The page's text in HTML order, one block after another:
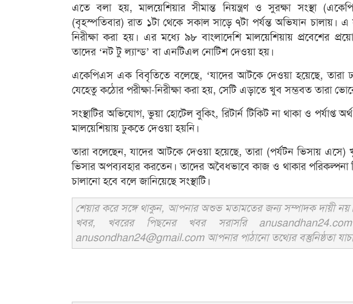
এতে বলা হয়, মালয়েশিয়ার সীমান্ত নিয়ন্ত্রণ ও সুরক্ষা সংস্থা
(বৃহস্পতিবার) রাত ১টা থেকে সকাল সাড়ে ৭টা পর্যন্ত অভিযান চালায়।
নিরীক্ষা করা হয়। এর মধ্যে ৯৮ বাংলাদেশি মালয়েশিয়ায় প্রবেশের
তাদের ‘নট টু ল্যান্ড’ বা এনটিএল নোটিশ দেওয়া হয়।
একেপিএস এক বিবৃতিতে বলেছে, ‘যাদের আটকে দেওয়া হয়েছে, তারা
যেহেতু কঠোর পরীক্ষা-নিরীক্ষা করা হয়, সেটি এড়াতে খুব সম্ভবত তারা
সংস্থাটির অভিযোগ, ভুয়া হোটেল বুকিং, রিটার্ন টিকিট না থাকা ও পর্যাপ্ত
মালয়েশিয়ায় ঢুকতে দেওয়া হয়নি।
তারা বলেছেন, যাদের আটকে দেওয়া হয়েছে, তারা (পর্যটন ভিসায় এসে)
ভিসার অপব্যবহার করতেন। তাদের অবৈধভাবে কাজ ও থাকার
চালানো হবে বলে জানিয়েছে সংস্থাটি।
শেয়ার করে সঙ্গে থাকুন, আপনার অশুভ মতামতের জন্য সম্পাদক দায়ী
খবর, খবরের পিছনের খবর সরাসরি
anusondhan24@gmail.com আপনার পাঠানো তথ্যের বস্তুনিষ্ঠতা